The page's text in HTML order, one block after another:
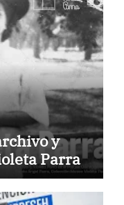
y
Parra